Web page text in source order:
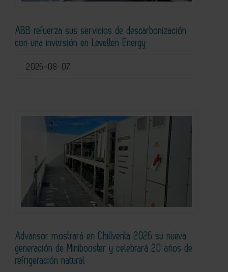
ABB refuerza sus servicios de descarbonización
con una inversión en Levelten Energy
2026-08-07
Advansor mostrará en Chillventa 2026 su nueva
generación de Minibooster y celebrará 20 años de
refrigeración natural